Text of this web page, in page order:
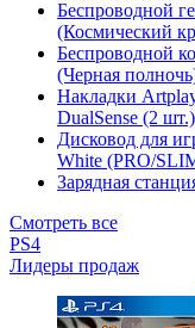
Беспроводной
(Космический
Беспроводной
(Черная
Накладки
DualSense (2
Дисковод для
White (PRO/
Зарядная
Смотреть все
PS4
Лидеры продаж